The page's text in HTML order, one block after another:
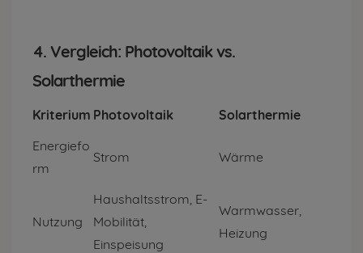
4. Vergleich: Photovoltaik vs.
Solarthermie
Kriterium Photovoltaik
Solarthermie
Energiefo
rm
Strom Wärme
Nutzung
Haushaltsstrom, E-
Mobilität,
Einspeisung
Warmwasser,
Heizung